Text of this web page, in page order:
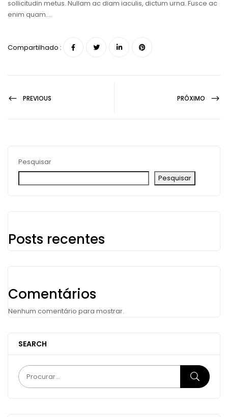
Pesquisar
Pesquisar
Posts recentes
Comentários
Nenhum comentário para mostrar.
SEARCH
sollicitudin metus. Nullam ac diam iaculis, dictum urna. Fusce ac
enim quam….
Compartilhado :
PREVIOUS PRÓXIMO